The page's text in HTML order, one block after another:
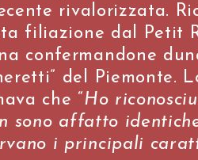
rivalorizzata.
filiazione dal Petit
confermandone
del Piemonte.
che “Ho
sono affatto
i principali